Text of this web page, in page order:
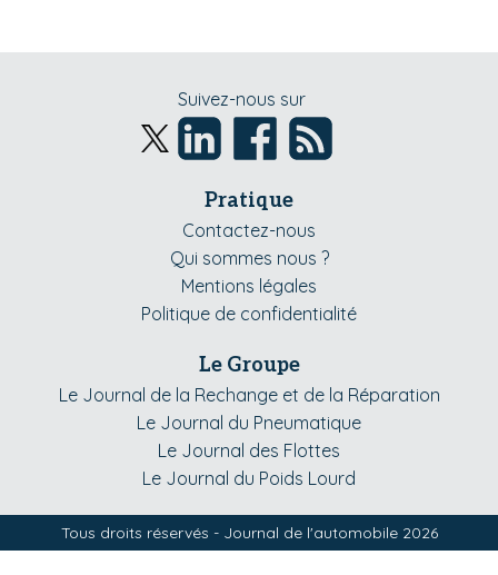
Suivez-nous sur
Pratique
Contactez-nous
Qui sommes nous ?
Mentions légales
Politique de confidentialité
Le Groupe
Le Journal de la Rechange et de la Réparation
Le Journal du Pneumatique
Le Journal des Flottes
Le Journal du Poids Lourd
Tous droits réservés - Journal de l'automobile 2026